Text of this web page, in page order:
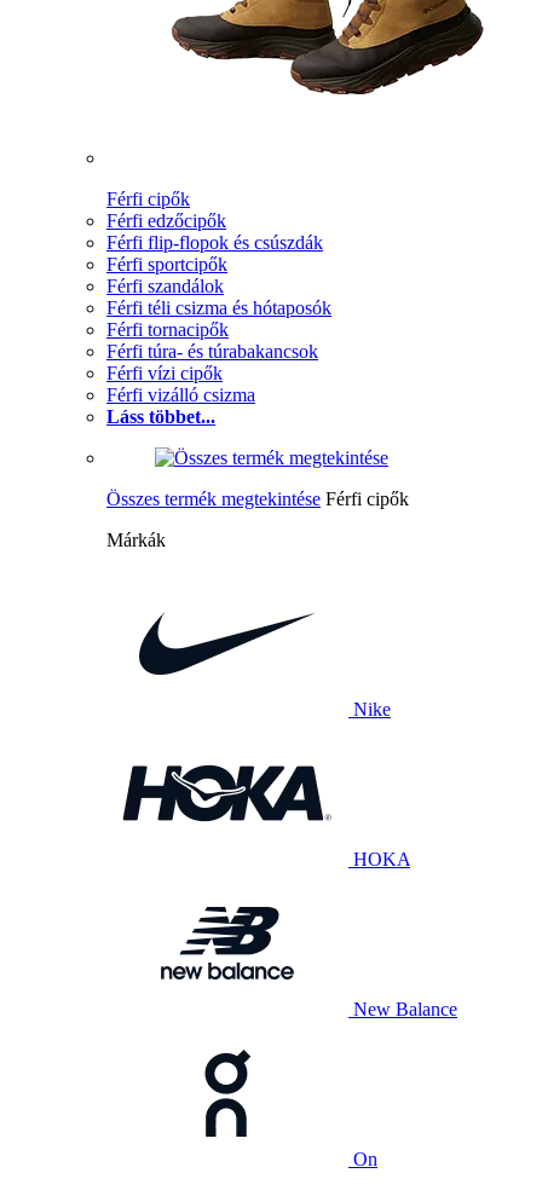
Férfi cipők
Férfi edzőcipők
Férfi flip-flopok és csúszdák
Férfi sportcipők
Férfi szandálok
Férfi téli csizma és hótaposók
Férfi tornacipők
Férfi túra- és túrabakancsok
Férfi vízi cipők
Férfi vizálló csizma
Láss többet...
Összes termék megtekintése Férfi cipők
Márkák
Nike
HOKA
New Balance
On